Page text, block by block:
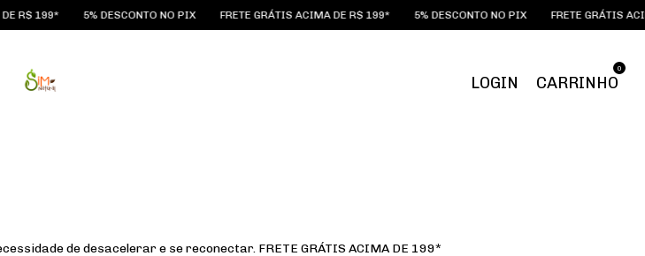
199* 5% DESCONTO NO PIX FRETE GRÁTIS ACIMA DE R$ 199* 5% DESCONTO NO PIX FRETE GRÁTIS ACIMA
LOGIN CARRINHO
0
de desacelerar e se reconectar. FRETE GRÁTIS ACIMA DE 199*